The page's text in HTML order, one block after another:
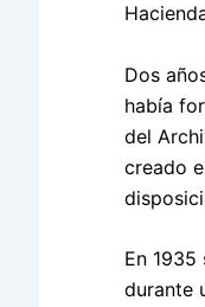
Dos
había
del
creado
En
durante